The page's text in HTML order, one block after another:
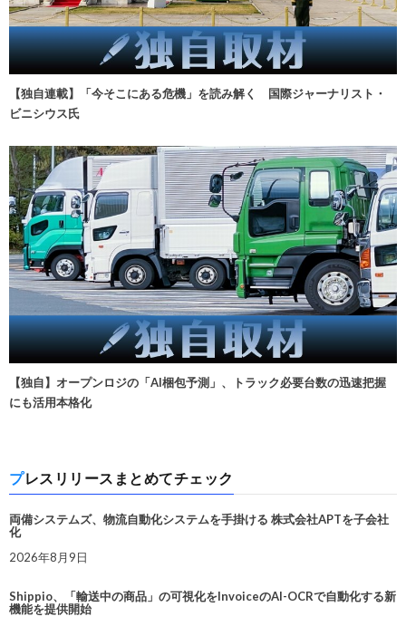
【独自連載】「今そこにある危機」を読み解く 国際ジャーナリスト・
ビニシウス氏
【独自】オープンロジの「AI梱包予測」、トラック必要台数の迅速把握
にも活用本格化
プレスリリースまとめてチェック
両備システムズ、物流自動化システムを手掛ける 株式会社APTを子会社
化
2026年8月9日
Shippio、「輸送中の商品」の可視化をInvoiceのAI-OCRで自動化する新
機能を提供開始